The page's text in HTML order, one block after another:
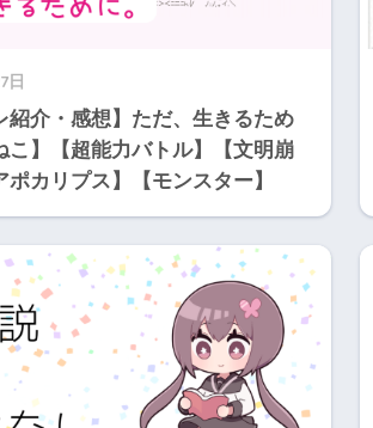
日
紹介・感想】ただ、生きるため
こ】【超能力バトル】【文明崩
カリプス】【モンスター】